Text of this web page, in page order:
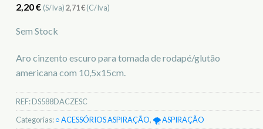
2,20€ (S/Iva)2,71€(C/Iva)
Sem Stock
Aro cinzento escuro para tomada de rodapé/glutão
americana com 10,5x15cm.
REF:DS588DACZESC
Categorias:○ ACESSÓRIOS ASPIRAÇÃO, 🌪️ ASPIRAÇÃO